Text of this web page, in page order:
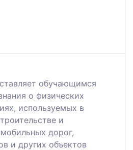
обучающимся
о физических
используемых в
и
дорог,
и других объектов